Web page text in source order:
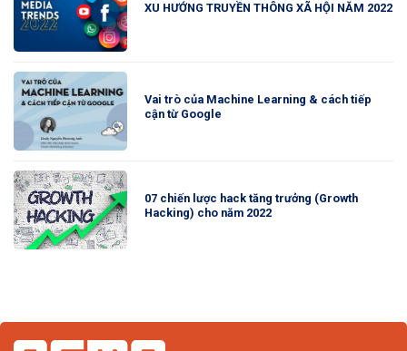
XU HƯỚNG TRUYỀN THÔNG XÃ HỘI NĂM 2022
Vai trò của Machine Learning & cách tiếp
cận từ Google
07 chiến lược hack tăng trưởng (Growth
Hacking) cho năm 2022